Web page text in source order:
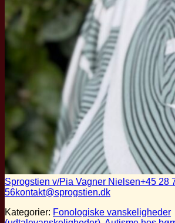
Sprogstien v/Pia Vagner Nielsen+45 28
56kontakt@sprogstien.dk
Kategorier: Fonologiske vanskeligheder